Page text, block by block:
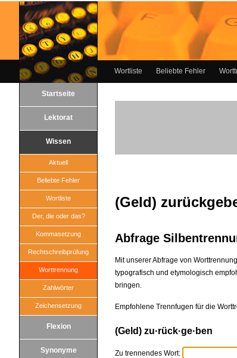
Wortliste Beliebte Fehler
Startseite
Lektorat
Wissen
Aktuell
Beliebte Fehler
Wortliste
Der, die oder das?
Kommasetzung
Rechtschreibprüfung
Worttrennung
Zahlwörter
Zeichensetzung
Flexion
Synonyme
(Geld)
Abfrage
Mit unserer Abfrage von
typografisch und etymologisch
bringen.
Empfohlene Trennfugen für die
(Geld) zu·rück·ge·ben
Zu trennendes Wort: